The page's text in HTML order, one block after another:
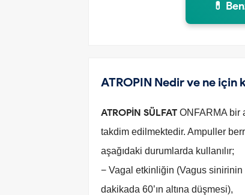
💊
ATROPIN Nedir ve ne için
ATROPİN SÜLFAT ONFARMA bir
takdim edilmektedir. Ampuller
aşağıdaki durumlarda kullanılır;
− Vagal etkinliğin (Vagus sinirinin
dakikada 60’ın altına düşmesi),